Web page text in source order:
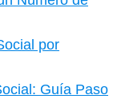
por
Guía Paso